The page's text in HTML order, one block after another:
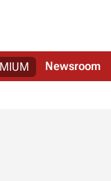
Newsroom